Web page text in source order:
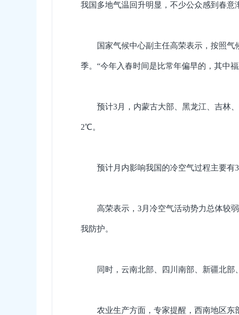
我国多地气温回升明显，不少公众感到春意
国家气候中心副主任高荣表示，按照
季。“今年入春时间是比常年偏早的，其中
预计3月，内蒙古大部、黑龙江、吉林
2℃。
预计月内影响我国的冷空气过程主要有
高荣表示，3月冷空气活动势力总体较
我防护。
同时，云南北部、四川南部、新疆北部
农业生产方面，专家提醒，西南地区东